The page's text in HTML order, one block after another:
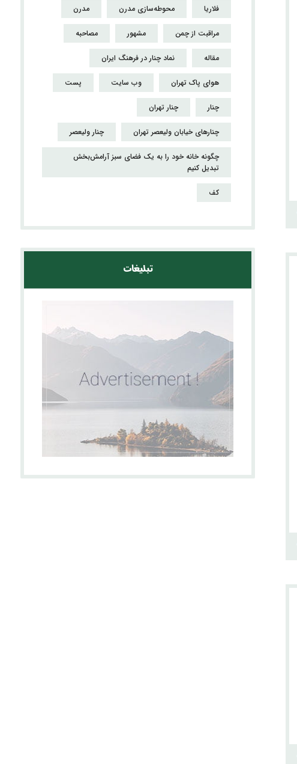
فلاریا محوطه‌سازی مدرن مدرن
مراقبت از چمن مشهور مصاحبه
مقاله نماد چنار در فرهنگ ایران
هوای پاک تهران وب سایت پست
چنار چنار تهران
چنارهای خیابان ولیعصر تهران چنار ولیعصر
چگونه خانه خود را به یک فضای سبز آرامش‌بخش
تبدیل کنیم
کف
تبلیغات